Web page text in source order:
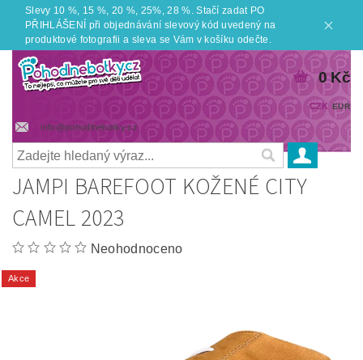
Slevy 10 %, 15 %, 20 %, 25%, 28 %. Stačí zadat PO
PŘIHLÁŠENÍ při objednávání slevový kód uvedený na
produktové fotografii a sleva se Vám v košíku odečte.
info@pohodlnebotky.cz
CZK EUR
0 Kč
JAMPI BAREFOOT KOŽENÉ CITY
CAMEL 2023
Neohodnoceno
Akce